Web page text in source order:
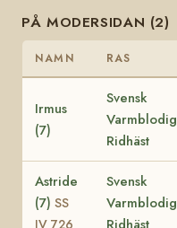
PÅ MODERSIDAN (2)
NAMN RAS
Irmus
(7)
Svensk
Varmblodig
Ridhäst
Astride
(7) SS
IV 726
Svensk
Varmblodig
Ridhäst